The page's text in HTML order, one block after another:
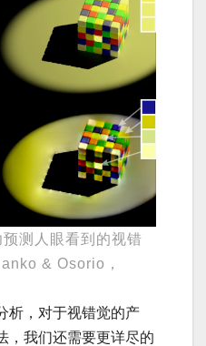
测人眼看到的视错
& Osorio，
析，对于视错觉的产
，我们还需要更详尽的